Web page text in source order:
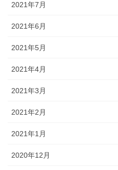
2021年7月
2021年6月
2021年5月
2021年4月
2021年3月
2021年2月
2021年1月
2020年12月